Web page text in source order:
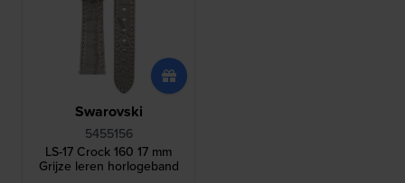
Swarovski
5455156
LS-17 Crock 160 17 mm
Grijze leren horlogeband